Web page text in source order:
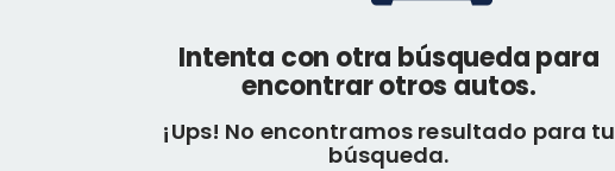
Intenta con otra búsqueda para
encontrar otros autos.
¡Ups! No encontramos resultado para tu
búsqueda.